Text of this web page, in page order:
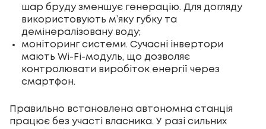
шар бруду зменшує генерацію. Для догляду
використовують м’яку губку та
демінералізовану воду;
моніторинг системи. Сучасні інвертори
мають Wi-Fi-модуль, що дозволяє
контролювати виробіток енергії через
смартфон.
Правильно встановлена автономна станція
працює без участі власника. У разі сильних